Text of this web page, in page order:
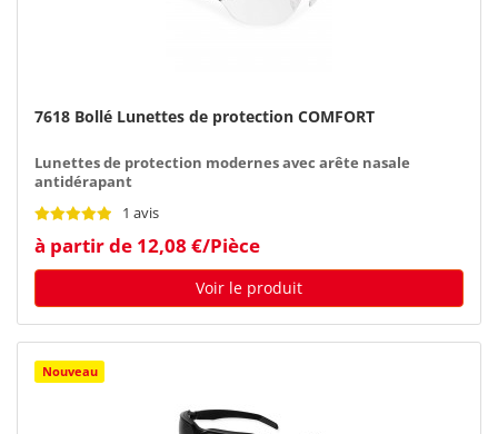
7618 Bollé Lunettes de protection COMFORT
Lunettes de protection modernes avec arête nasale
antidérapant
1 avis
à partir de 12,08 €/Pièce
Voir le produit
Nouveau